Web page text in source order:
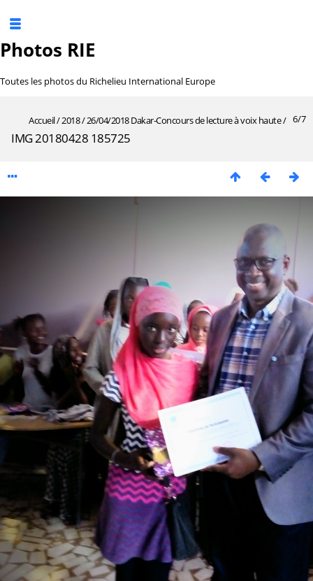
Photos RIE
Toutes les photos du Richelieu International Europe
6/7
Accueil/2018/26/04/2018 Dakar-Concours de lecture à voix haute/
IMG 20180428 185725